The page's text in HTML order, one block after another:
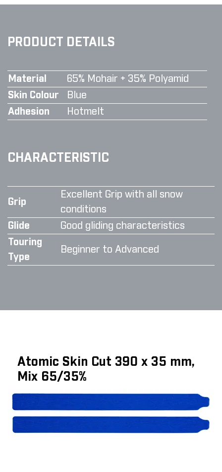
PRODUCT DETAILS
Material
65% Mohair + 35% Polyamid
Skin Colour
Blue
Adhesion
Hotmelt
CHARACTERISTIC
Grip
Excellent Grip with all snow
conditions
Glide
Good gliding characteristics
Touring
Type
Beginner to Advanced
Atomic Skin Cut 390 x 35 mm,
Mix 65/35%